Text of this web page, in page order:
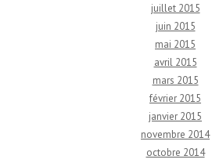
juillet 2015
juin 2015
mai 2015
avril 2015
mars 2015
février 2015
janvier 2015
novembre 2014
octobre 2014